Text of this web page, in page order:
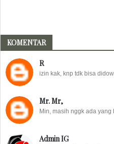
KOMENTAR
R
izin kak, knp tdk bisa
Mr. Mr,
Min, masih nggk ada
Admin IG